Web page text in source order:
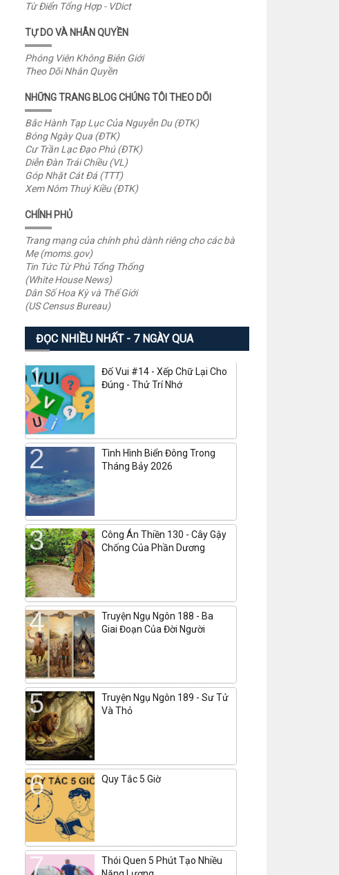
Từ Điển Tổng Hợp - VDict
TỰ DO VÀ NHÂN QUYỀN
Phóng Viên Không Biên Giới
Theo Dõi Nhân Quyền
NHỮNG TRANG BLOG CHÚNG TÔI THEO DÕI
Bắc Hành Tạp Lục Của Nguyễn Du (ĐTK)
Bóng Ngày Qua (ĐTK)
Cư Trần Lạc Đạo Phú (ĐTK)
Diễn Đàn Trái Chiều (VL)
Góp Nhặt Cát Đá (TTT)
Xem Nôm Thuý Kiều (ĐTK)
CHÍNH PHỦ
Trang mạng của chính phủ dành riêng cho các bà
Mẹ (moms.gov)
Tin Tức Từ Phủ Tổng Thống
(White House News)
Dân Số Hoa Kỳ và Thế Giới
(US Census Bureau)
ĐỌC NHIỀU NHẤT - 7 NGÀY QUA
Đố Vui #14 - Xếp Chữ Lại Cho
Đúng - Thử Trí Nhớ
Tình Hình Biển Đông Trong
Tháng Bảy 2026
Công Án Thiền 130 - Cây Gậy
Chống Của Phần Dương
Truyện Ngụ Ngôn 188 - Ba
Giai Đoạn Của Đời Người
Truyện Ngụ Ngôn 189 - Sư Tử
Và Thỏ
Quy Tắc 5 Giờ
Thói Quen 5 Phút Tạo Nhiều